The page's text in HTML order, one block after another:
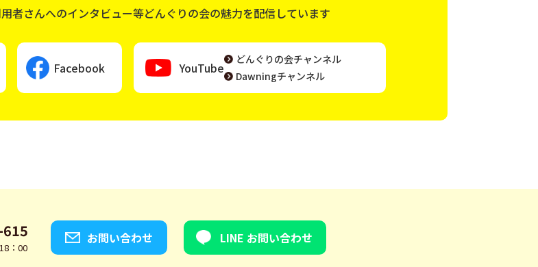
者さんへのインタビュー等どんぐりの会の魅力を配信しています
Facebook YouTube
どんぐりの会チャンネル
Dawningチャンネル
：00
お問い合わせ LINE お問い合わせ